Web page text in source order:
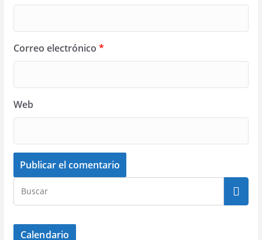
Correo electrónico *
Web
Calendario